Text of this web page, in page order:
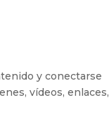
y conectarse
vídeos, enlaces,